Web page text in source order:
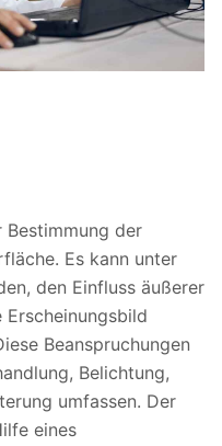
Bestimmung der
Es kann unter
den Einfluss äußerer
Beanspruchungen
Belichtung,
umfassen. Der
eines